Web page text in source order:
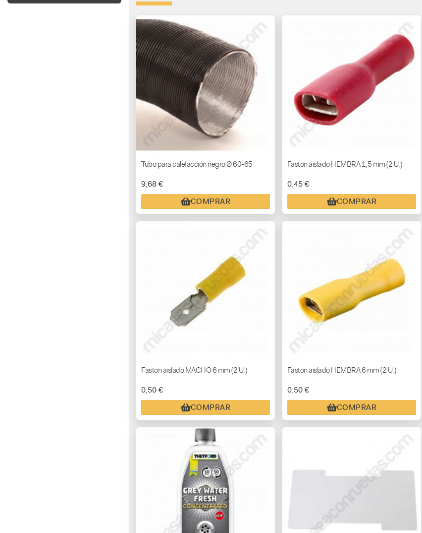
Tubo para calefacción negro Ø 60-65
9,68 €
COMPRAR
Faston aislado HEMBRA 1,5 mm (2 U.)
0,45 €
COMPRAR
Faston aislado MACHO 6 mm (2 U.)
0,50 €
COMPRAR
Faston aislado HEMBRA 6 mm (2 U.)
0,50 €
COMPRAR